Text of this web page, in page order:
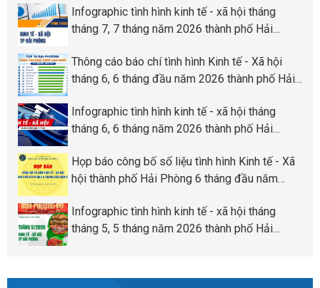
Infographic tình hình kinh tế - xã hội tháng
tháng 7, 7 tháng năm 2026 thành phố Hải
Thông cáo báo chí tình hình Kinh tế - Xã hội
tháng 6, 6 tháng đầu năm 2026 thành phố Hải
Infographic tình hình kinh tế - xã hội tháng
tháng 6, 6 tháng năm 2026 thành phố Hải
Họp báo công bố số liệu tình hình Kinh tế - Xã
hội thành phố Hải Phòng 6 tháng đầu năm
Infographic tình hình kinh tế - xã hội tháng
tháng 5, 5 tháng năm 2026 thành phố Hải